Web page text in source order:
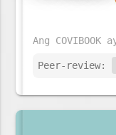
Peer-review: